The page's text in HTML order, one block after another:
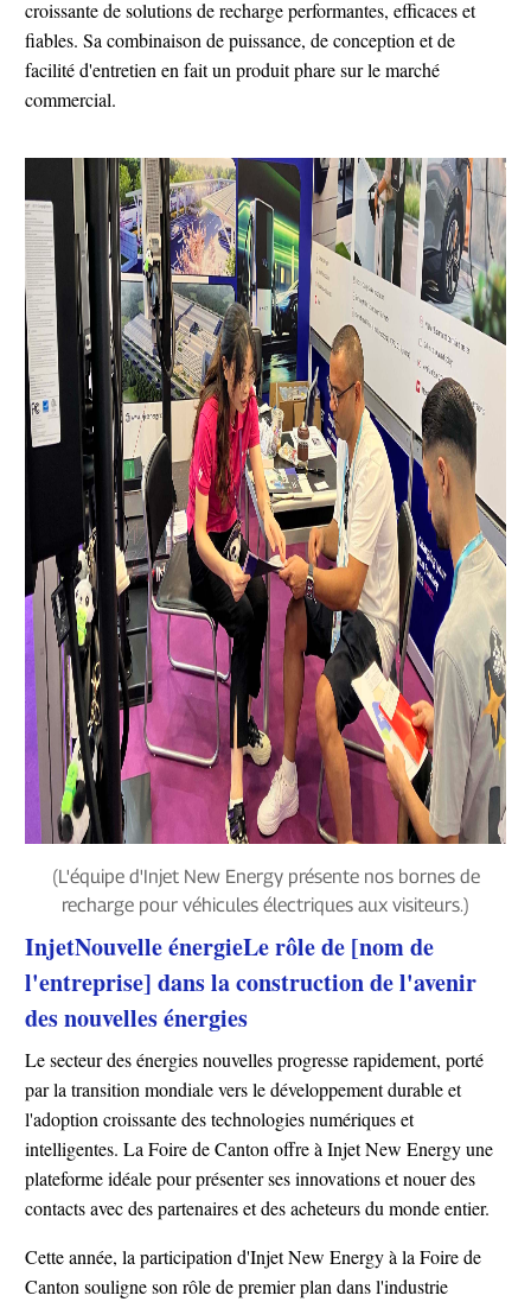
croissante de solutions de recharge performantes, efficaces et
fiables. Sa combinaison de puissance, de conception et de
facilité d'entretien en fait un produit phare sur le marché
commercial.
(L'équipe d'Injet New Energy présente nos bornes de
recharge pour véhicules électriques aux visiteurs.)
InjetNouvelle énergieLe rôle de [nom de
l'entreprise] dans la construction de l'avenir
des nouvelles énergies
Le secteur des énergies nouvelles progresse rapidement, porté
par la transition mondiale vers le développement durable et
l'adoption croissante des technologies numériques et
intelligentes. La Foire de Canton offre à Injet New Energy une
plateforme idéale pour présenter ses innovations et nouer des
contacts avec des partenaires et des acheteurs du monde entier.
Cette année, la participation d'Injet New Energy à la Foire de
Canton souligne son rôle de premier plan dans l'industrie